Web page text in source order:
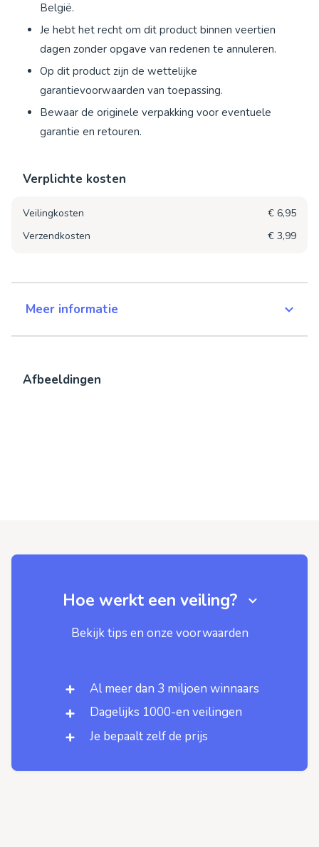
België.
Je hebt het recht om dit product binnen veertien
dagen zonder opgave van redenen te annuleren.
Op dit product zijn de wettelijke
garantievoorwaarden van toepassing.
Bewaar de originele verpakking voor eventuele
garantie en retouren.
Verplichte kosten
Veilingkosten
€ 6,95
Verzendkosten
€ 3,99
Meer informatie
Afbeeldingen
Hoe werkt een veiling?
Bekijk tips en onze voorwaarden
Al meer dan 3 miljoen winnaars
Dagelijks 1000-en veilingen
Je bepaalt zelf de prijs